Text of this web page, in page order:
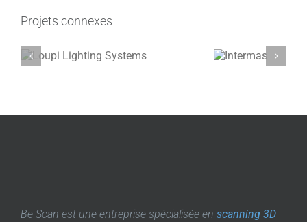
Projets connexes
Be-Scan est une entreprise spécialisée en scanning 3D